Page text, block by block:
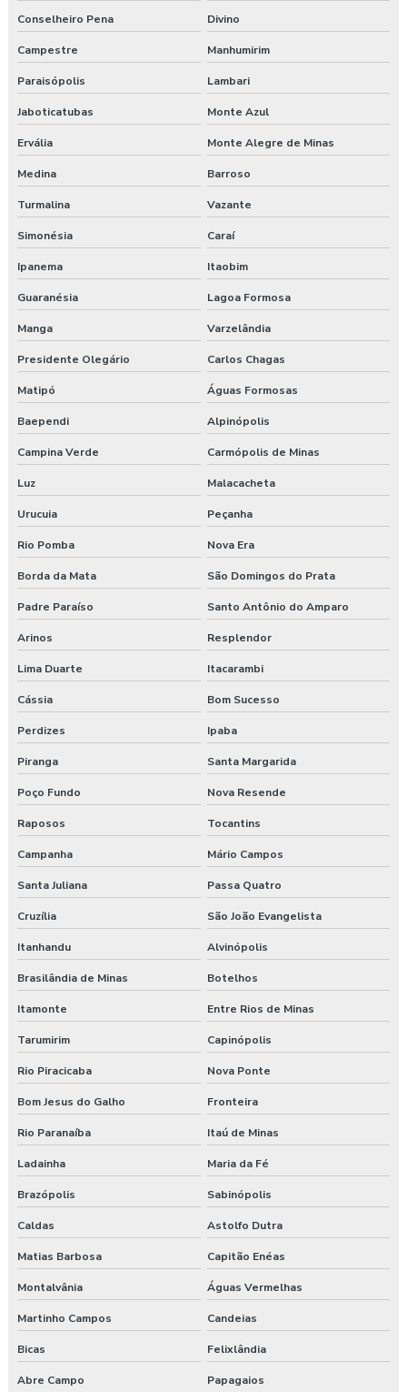
Conselheiro Pena Divino
Campestre Manhumirim
Paraisópolis Lambari
Jaboticatubas Monte Azul
Ervália Monte Alegre de Minas
Medina Barroso
Turmalina Vazante
Simonésia Caraí
Ipanema Itaobim
Guaranésia Lagoa Formosa
Manga Varzelândia
Presidente Olegário Carlos Chagas
Matipó Águas Formosas
Baependi Alpinópolis
Campina Verde Carmópolis de Minas
Luz Malacacheta
Urucuia Peçanha
Rio Pomba Nova Era
Borda da Mata São Domingos do Prata
Padre Paraíso Santo Antônio do Amparo
Arinos Resplendor
Lima Duarte Itacarambi
Cássia Bom Sucesso
Perdizes Ipaba
Piranga Santa Margarida
Poço Fundo Nova Resende
Raposos Tocantins
Campanha Mário Campos
Santa Juliana Passa Quatro
Cruzília São João Evangelista
Itanhandu Alvinópolis
Brasilândia de Minas Botelhos
Itamonte Entre Rios de Minas
Tarumirim Capinópolis
Rio Piracicaba Nova Ponte
Bom Jesus do Galho Fronteira
Rio Paranaíba Itaú de Minas
Ladainha Maria da Fé
Brazópolis Sabinópolis
Caldas Astolfo Dutra
Matias Barbosa Capitão Enéas
Montalvânia Águas Vermelhas
Martinho Campos Candeias
Bicas Felixlândia
Abre Campo Papagaios